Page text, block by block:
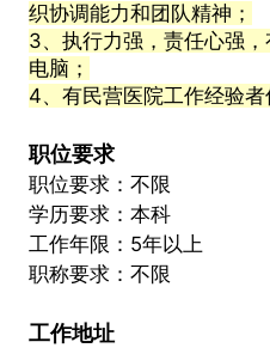
织协调能力和团队精神；
3、执行力强，责任心强
电脑；
4、有民营医院工作经验者
职位要求
职位要求：不限
学历要求：本科
工作年限：5年以上
职称要求：不限
工作地址